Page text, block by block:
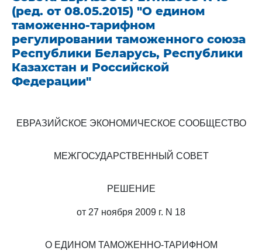
(ред. от 08.05.2015) "О едином
таможенно-тарифном
регулировании таможенного союза
Республики Беларусь, Республики
Казахстан и Российской
Федерации"
ЕВРАЗИЙСКОЕ ЭКОНОМИЧЕСКОЕ СООБЩЕСТВО
МЕЖГОСУДАРСТВЕННЫЙ СОВЕТ
РЕШЕНИЕ
от 27 ноября 2009 г. N 18
О ЕДИНОМ ТАМОЖЕННО-ТАРИФНОМ